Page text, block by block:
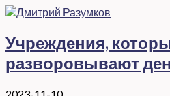
Учреждения,
разворовывают
2023-11-10